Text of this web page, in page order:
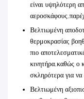
είναι υψηλότερη
Βελτιωμένη
θερμοκρασίας
πιο
κινητήρα.καθώς ο
σκληρότερα για να
Βελτιωμένη